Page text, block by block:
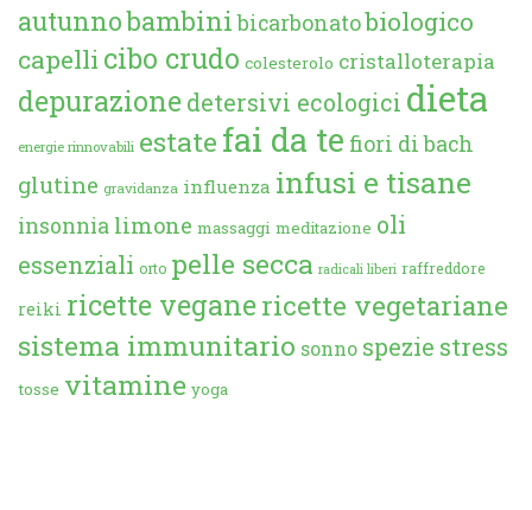
autunnobambini bicarbonatobiologico
capelli cibo crudo colesterolo cristalloterapia
depurazione detersivi ecologici dieta
energie rinnovabili estate fai da te fiori di bach
glutine gravidanza influenza infusi e tisane
insonnia limone massaggi meditazione oli
essenziali orto pelle secca radicali liberi raffreddore
reiki ricette veganericette vegetariane
sistema immunitario sonno spezie stress
tosse vitamine yoga